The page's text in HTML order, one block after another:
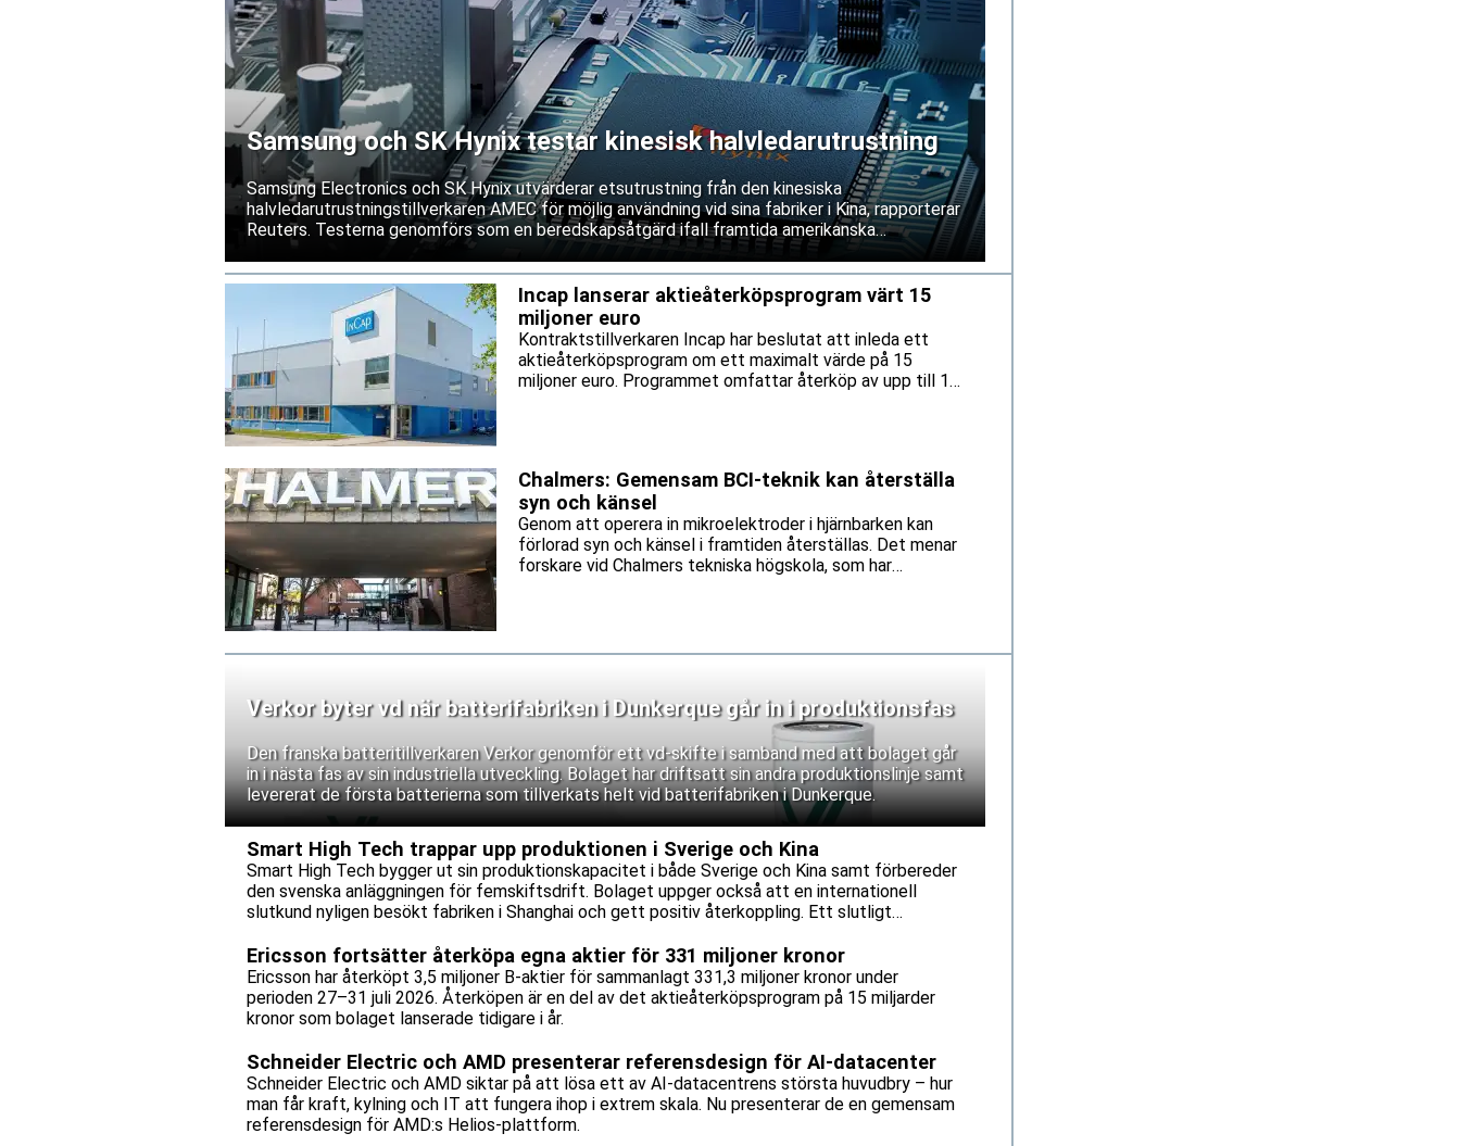
Samsung och SK Hynix testar kinesisk halvledarutrustning
Samsung Electronics och SK Hynix utvärderar etsutrustning från den kinesiska
halvledarutrustningstillverkaren AMEC för möjlig användning vid sina fabriker i Kina, rapporterar
Reuters. Testerna genomförs som en beredskapsåtgärd ifall framtida amerikanska
exportrestriktioner skulle försvåra service och underhåll av västerländsk utrustning. Båda
bolagen tillbakavisar dock uppgifterna.
Incap lanserar aktieåterköpsprogram värt 15
miljoner euro
Kontraktstillverkaren Incap har beslutat att inleda ett
aktieåterköpsprogram om ett maximalt värde på 15
miljoner euro. Programmet omfattar återköp av upp till 1
Chalmers: Gemensam BCI-teknik kan återställa
syn och känsel
Genom att operera in mikroelektroder i hjärnbarken kan
förlorad syn och känsel i framtiden återställas. Det menar
forskare vid Chalmers tekniska högskola, som har
Verkor byter vd när batterifabriken i Dunkerque går in i produktionsfas
Den franska batteritillverkaren Verkor genomför ett vd-skifte i samband med att bolaget går
in i nästa fas av sin industriella utveckling. Bolaget har driftsatt sin andra produktionslinje samt
levererat de första batterierna som tillverkats helt vid batterifabriken i Dunkerque.
Smart High Tech trappar upp produktionen i Sverige och Kina
Smart High Tech bygger ut sin produktionskapacitet i både Sverige och Kina samt förbereder
den svenska anläggningen för femskiftsdrift. Bolaget uppger också att en internationell
slutkund nyligen besökt fabriken i Shanghai och gett positiv återkoppling. Ett slutligt
Ericsson fortsätter återköpa egna aktier för 331 miljoner kronor
Ericsson har återköpt 3,5 miljoner B-aktier för sammanlagt 331,3 miljoner kronor under
perioden 27–31 juli 2026. Återköpen är en del av det aktieåterköpsprogram på 15 miljarder
kronor som bolaget lanserade tidigare i år.
Schneider Electric och AMD presenterar referensdesign för AI-datacenter
Schneider Electric och AMD siktar på att lösa ett av AI-datacentrens största huvudbry – hur
man får kraft, kylning och IT att fungera ihop i extrem skala. Nu presenterar de en gemensam
referensdesign för AMD:s Helios-plattform.